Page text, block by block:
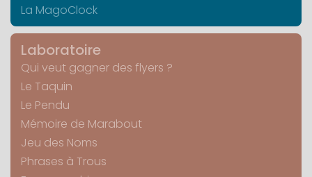
La MagoClock
Laboratoire
Qui veut gagner des flyers ?
Le Taquin
Le Pendu
Mémoire de Marabout
Jeu des Noms
Phrases à Trous